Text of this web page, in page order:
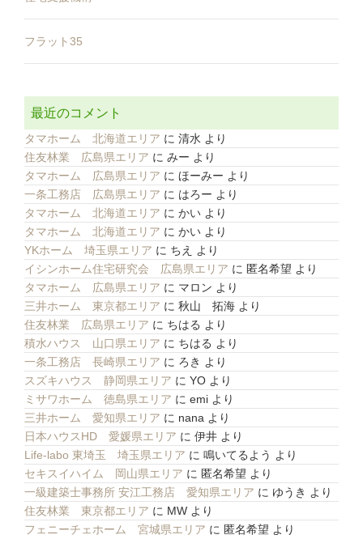
フラット35
最近のコメント
タマホーム 北海道エリア に 清水 より
住友林業 広島県エリア に みー より
タマホーム 広島県エリア に ほーみー より
一条工務店 広島県エリア に はろー より
タマホーム 北海道エリア に かい より
タマホーム 北海道エリア に かい より
YKホーム 埼玉県エリア に ちえ
より
イシンホーム住宅研究会 広島県エリア に 匿名希望 より
タマホーム 広島県エリア に マロン より
三井ホーム 東京都エリア に 秋山 拓海 より
住友林業 広島県エリア に ちはる より
積水ハウス 山口県エリア に ちはる より
一条工務店 長崎県エリア に ろき より
スズキハウス 静岡県エリア に YO より
ミサワホーム 徳島県エリア に emi より
三井ホーム 愛知県エリア に nana より
日本ハウスHD 愛媛県エリア に 伊井 より
Life-labo 東埼玉 埼玉県エリア に 鳴いてるよう より
セキスイハイム 岡山県エリア に 匿名希望 より
一級建築士事務所 安江工務店 愛知県エリア に ゆうき より
住友林業 東京都エリア に MW より
フェニーチェホーム 宮城県エリア に 匿名希望 より